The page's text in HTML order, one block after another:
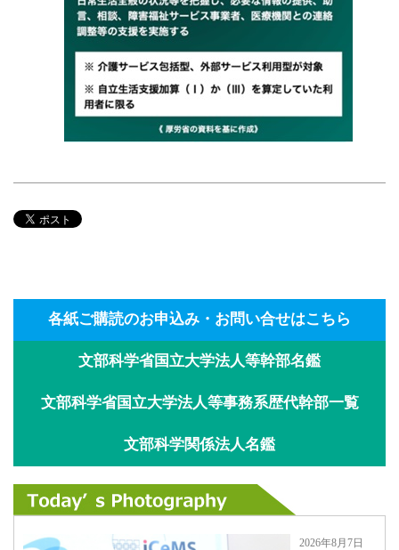
各紙ご購読のお申込み・お問い合せはこちら
文部科学省国立大学法人等幹部名鑑
文部科学省国立大学法人等事務系歴代幹部一覧
文部科学関係法人名鑑
2026年8月7日